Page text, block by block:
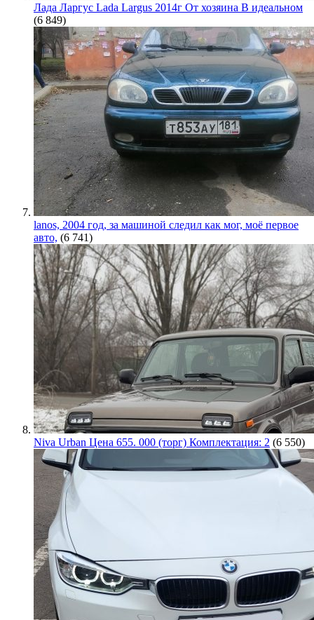
Лада Ларгус Lada Largus 2014г От хозяина В идеальном
(6 849)
lanos, 2004 год, за машиной следил как мог, моё первое
авто, (6 741)
Niva Urban Цена 655. 000 (торг) Комплектация: 2 (6 550)